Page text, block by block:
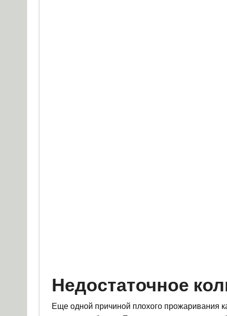
Недостаточное
Еще одной причиной плохого прожаривания